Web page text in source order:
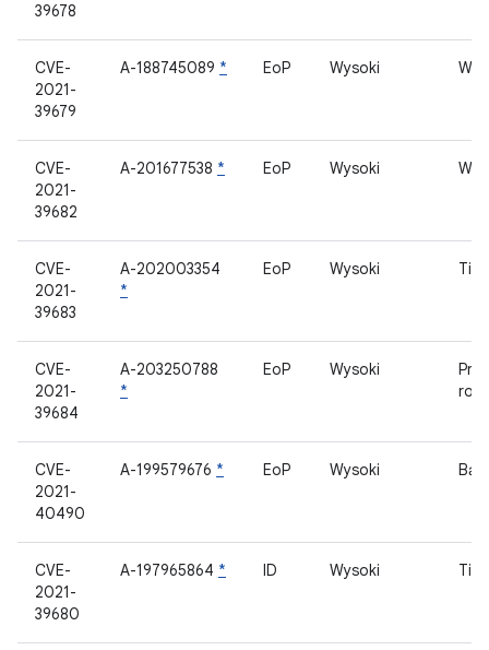
39678
CVE-
2021-
39679
A-188745089 * EoP Wysoki
CVE-
2021-
39682
A-201677538 * EoP Wysoki
CVE-
2021-
39683
A-202003354
*
EoP Wysoki
CVE-
2021-
39684
A-203250788
*
EoP Wysoki
CVE-
2021-
40490
A-199579676 * EoP Wysoki
CVE-
2021-
39680
A-197965864 * ID Wysoki